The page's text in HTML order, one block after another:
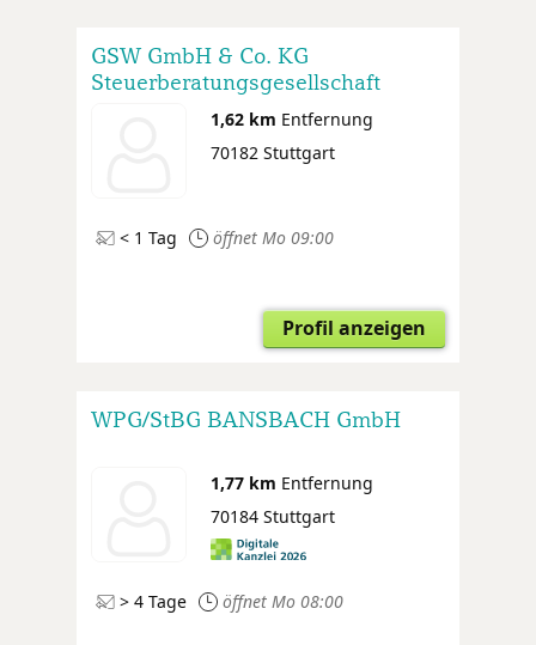
GSW GmbH & Co. KG
Steuerberatungsgesellschaft
1,62 km Entfernung
70182 Stuttgart
< 1 Tag öffnet Mo 09:00
Profil anzeigen
WPG/StBG BANSBACH GmbH
1,77 km Entfernung
70184 Stuttgart
> 4 Tage öffnet Mo 08:00